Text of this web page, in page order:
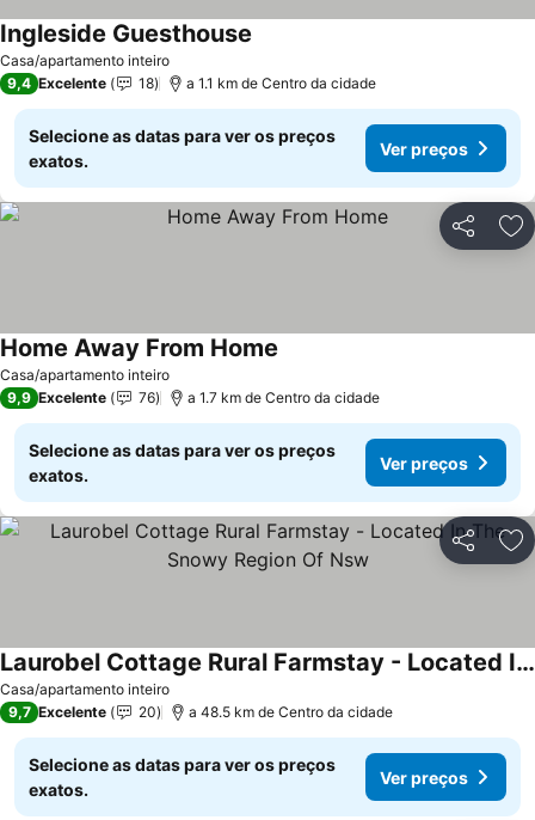
Casa/apartamento inteiro
Ingleside Guesthouse
9,4 Excelente 18 a 1.1 km de Centro da cidade
Selecione as datas para ver os preços
exatos.
Ver preços
Partilhar
Casa/apartamento inteiro
Home Away From Home
9,9 Excelente 76 a 1.7 km de Centro da cidade
Selecione as datas para ver os preços
exatos.
Ver preços
Partilhar
Casa/apartamento inteiro
Laurobel Cottage Rural Farmstay - Located In The Snowy Region Of Nsw
9,7 Excelente 20 a 48.5 km de Centro da cidade
Selecione as datas para ver os preços
exatos.
Ver preços